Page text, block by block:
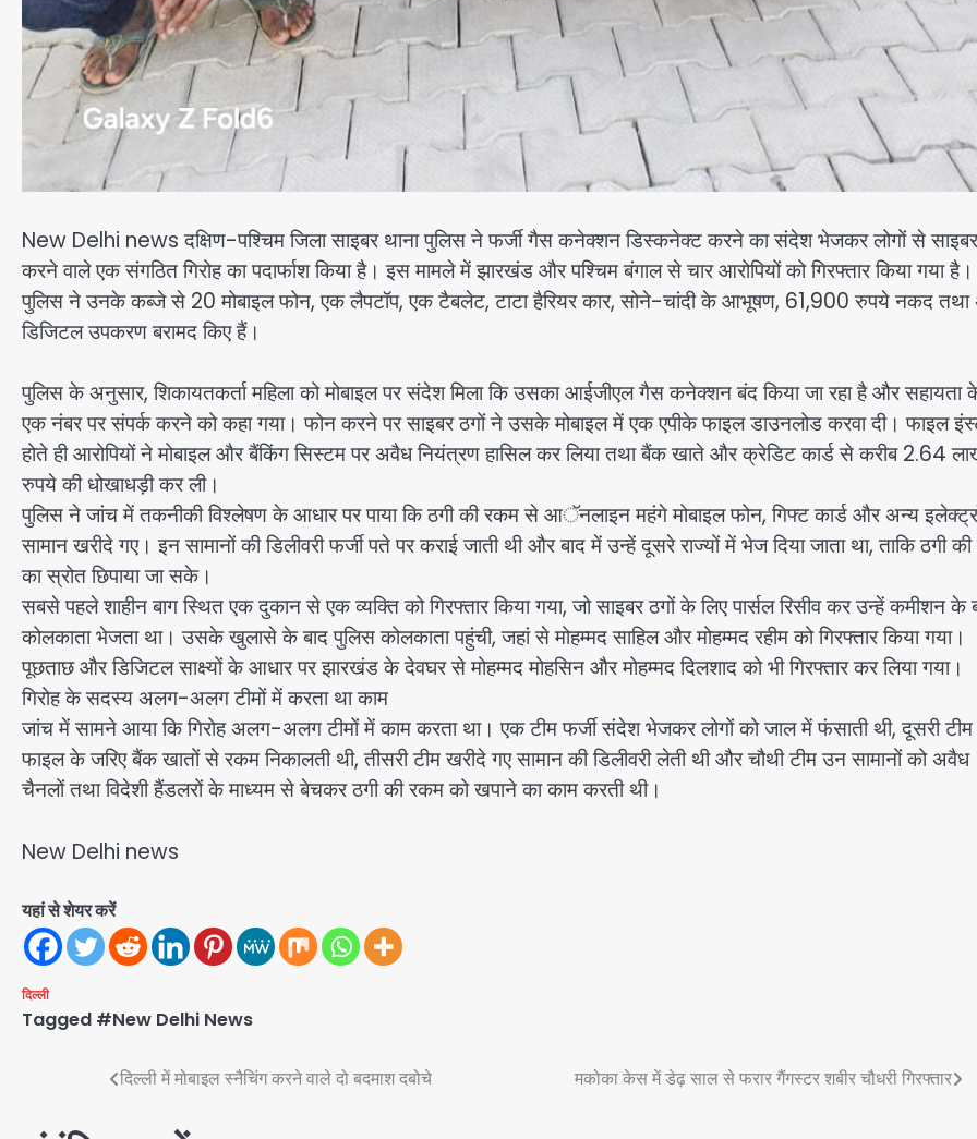
New Delhi news दक्षिण-पश्चिम जिला साइबर थाना पुलिस ने फर्जी गैस कनेक्शन डिस्कनेक्ट करने का संदेश भेजकर लोगों से
करने वाले एक संगठित गिरोह का पदार्फाश किया है। इस मामले में झारखंड और पश्चिम बंगाल से चार आरोपियों को गिरफ्तार किया गया है।
पुलिस ने उनके कब्जे से 20 मोबाइल फोन, एक लैपटॉप, एक टैबलेट, टाटा हैरियर कार, सोने-चांदी के आभूषण, 61,900 रुपये नकद तथा
डिजिटल उपकरण बरामद किए हैं।
पुलिस के अनुसार, शिकायतकर्ता महिला को मोबाइल पर संदेश मिला कि उसका आईजीएल गैस कनेक्शन बंद किया जा रहा है और सहायता
एक नंबर पर संपर्क करने को कहा गया। फोन करने पर साइबर ठगों ने उसके मोबाइल में एक एपीके फाइल डाउनलोड करवा दी। फाइल
होते ही आरोपियों ने मोबाइल और बैंकिंग सिस्टम पर अवैध नियंत्रण हासिल कर लिया तथा बैंक खाते और क्रेडिट कार्ड से करीब 2.64
रुपये की धोखाधड़ी कर ली।
पुलिस ने जांच में तकनीकी विश्लेषण के आधार पर पाया कि ठगी की रकम से आॅनलाइन महंगे मोबाइल फोन, गिफ्ट कार्ड और अन्य
सामान खरीदे गए। इन सामानों की डिलीवरी फर्जी पते पर कराई जाती थी और बाद में उन्हें दूसरे राज्यों में भेज दिया जाता था, ताकि ठगी
का स्रोत छिपाया जा सके।
सबसे पहले शाहीन बाग स्थित एक दुकान से एक व्यक्ति को गिरफ्तार किया गया, जो साइबर ठगों के लिए पार्सल रिसीव कर उन्हें कमीशन के
कोलकाता भेजता था। उसके खुलासे के बाद पुलिस कोलकाता पहुंची, जहां से मोहम्मद साहिल और मोहम्मद रहीम को गिरफ्तार किया गया।
पूछताछ और डिजिटल साक्ष्यों के आधार पर झारखंड के देवघर से मोहम्मद मोहसिन और मोहम्मद दिलशाद को भी गिरफ्तार कर लिया गया।
गिरोह के सदस्य अलग-अलग टीमों में करता था काम
जांच में सामने आया कि गिरोह अलग-अलग टीमों में काम करता था। एक टीम फर्जी संदेश भेजकर लोगों को जाल में फंसाती थी, दूसरी टीम
फाइल के जरिए बैंक खातों से रकम निकालती थी, तीसरी टीम खरीदे गए सामान की डिलीवरी लेती थी और चौथी टीम उन सामानों को अवैध
चैनलों तथा विदेशी हैंडलरों के माध्यम से बेचकर ठगी की रकम को खपाने का काम करती थी।
New Delhi news
यहां से शेयर करें
दिल्ली
Tagged #New Delhi News
navigation
दिल्ली में मोबाइल स्नैचिंग करने वाले दो बदमाश दबोचे मकोका केस में डेढ़ साल से फरार गैंगस्टर शबीर चौधरी गिरफ्तार